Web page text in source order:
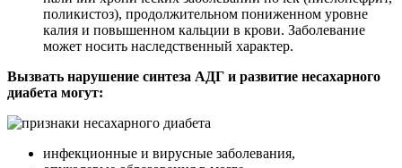
поликистоз), продолжительном пониженном уровне
калия и повышенном кальции в крови. Заболевание
может носить наследственный характер.
Вызвать нарушение синтеза АДГ и развитие несахарного
диабета могут:
инфекционные и вирусные заболевания,